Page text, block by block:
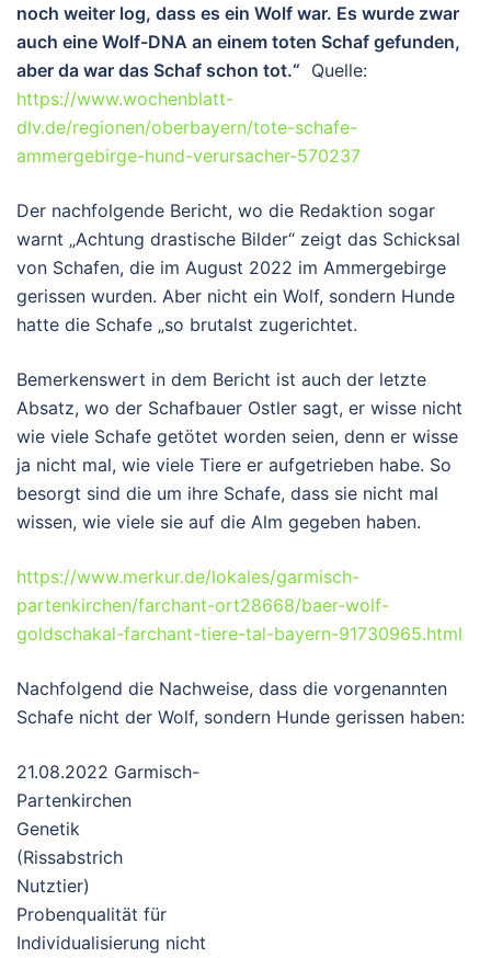
noch weiter log, dass es ein Wolf war. Es wurde zwar
auch eine Wolf-DNA an einem toten Schaf gefunden,
aber da war das Schaf schon tot.“ Quelle:
https://www.wochenblatt-
dlv.de/regionen/oberbayern/tote-schafe-
ammergebirge-hund-verursacher-570237
Der nachfolgende Bericht, wo die Redaktion sogar
warnt „Achtung drastische Bilder“ zeigt das Schicksal
von Schafen, die im August 2022 im Ammergebirge
gerissen wurden. Aber nicht ein Wolf, sondern Hunde
hatte die Schafe „so brutalst zugerichtet.
Bemerkenswert in dem Bericht ist auch der letzte
Absatz, wo der Schafbauer Ostler sagt, er wisse nicht
wie viele Schafe getötet worden seien, denn er wisse
ja nicht mal, wie viele Tiere er aufgetrieben habe. So
besorgt sind die um ihre Schafe, dass sie nicht mal
wissen, wie viele sie auf die Alm gegeben haben.
https://www.merkur.de/lokales/garmisch-
partenkirchen/farchant-ort28668/baer-wolf-
goldschakal-farchant-tiere-tal-bayern-91730965.html
Nachfolgend die Nachweise, dass die vorgenannten
Schafe nicht der Wolf, sondern Hunde gerissen haben:
21.08.2022 Garmisch-
Partenkirchen
Genetik
(Rissabstrich
Nutztier)
Probenqualität für
Individualisierung nicht